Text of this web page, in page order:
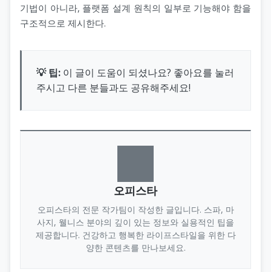
기법이 아니라, 플랫폼 설계 원칙의 일부로 기능해야 함을
구조적으로 제시한다.
💡 팁: 이 글이 도움이 되셨나요? 좋아요를 눌러
주시고 다른 분들과도 공유해주세요!
오피스타
오피스타의 전문 작가팀이 작성한 글입니다. 스파, 마
사지, 웰니스 분야의 깊이 있는 정보와 실용적인 팁을
제공합니다. 건강하고 행복한 라이프스타일을 위한 다
양한 콘텐츠를 만나보세요.